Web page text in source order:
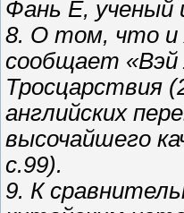
Фань Е, ученый
8. О том, что и
сообщает «Вэй
Тросцарствия
английских
высочайшего
с.99).
9. К